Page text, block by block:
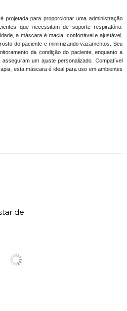
projetada para proporcionar uma administração
que necessitam de suporte respiratório.
a máscara é macia, confortável e ajustável,
do paciente e minimizando vazamentos. Seu
da condição do paciente, enquanto a
um ajuste personalizado. Compatível
esta máscara é ideal para uso em ambientes
de